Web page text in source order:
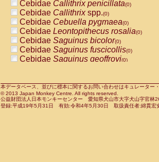
PitheciidaePithecia pithecia(0)
CercopithecidaeCercocebus agilis
CercopithecidaeCercocebus
CercopithecidaeCercocebus
CercopithecidaeCercocebus
CercopithecidaeCercocebus
CercopithecidaeCercocebushybrid
CercopithecidaePapio anubis(0)
CercopithecidaePapio cynocephalus
CercopithecidaePapio hamadryas(0)
Cebidae Callithrix penicillata(0)
Cebidae Callithrixspp.(0)
Cebidae Cebuella pygmaea(0)
Cebidae Leontopithecus rosalia(0)
Cebidae Saguinus bicolor(0)
Cebidae Saguinus fuscicollis(0)
Cebidae Saguinus geoffroyi(0)
CebidaeSaguinus leucopus(0)
CebidaeSaguinus midas(0)
Cebidae Saguinus mystax(0)
本データベース、並びに標本に関するお問い合わせはキュレータ
© 2013 Japan Monkey Centre. All rights reserved.
公益財団法人日本モンキーセンター 愛知県犬山市大字犬山字官
登録:平成19年5月31日 有効:令和4年5月30日 取扱責任者:綿貫宏